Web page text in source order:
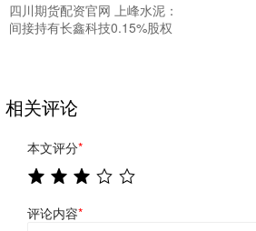
四川期货配资官网 上峰水泥：
间接持有长鑫科技0.15%股权
相关评论
本文评分*
评论内容*